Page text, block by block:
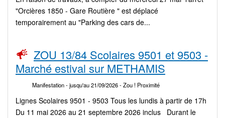
"Orcières 1850 - Gare Routière " est déplacé
temporairement au "Parking des cars de...
ZOU 13/84 Scolaires 9501 et 9503 -
Marché estival sur METHAMIS
Manifestation- jusqu'au 21/09/2026- Zou ! Proximité
Lignes Scolaires 9501 - 9503 Tous les lundis à partir de 17h
Du 11 mai 2026 au 21 septembre 2026 inclus Durant le